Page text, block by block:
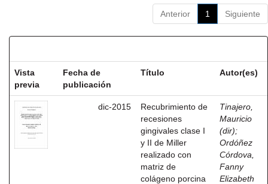
Anterior 1 Siguiente
Vista
previa
Fecha de
publicación
Título Autor(es)
dic-2015
Recubrimiento de
recesiones
gingivales clase I
y II de Miller
realizado con
matriz de
colágeno porcina
Tinajero,
Mauricio
(dir);
Ordóñez
Córdova,
Fanny
Elizabeth